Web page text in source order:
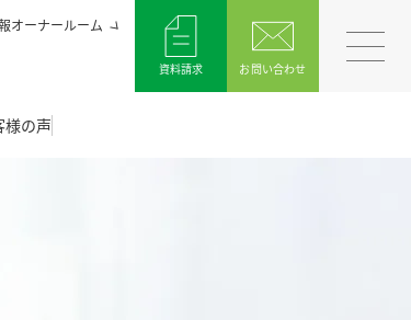
オーナールーム
資料請求 お問い合わせ
様の声